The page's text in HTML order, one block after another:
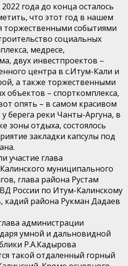
года до конца осталось
что этот год в нашем
торжественными событиями
социальных
медресе,
двух инвестпроектов –
центра в с.Итум-Кали и
а также торжественными
объектов – спорткомплекса,
опять – в самом красивом
берега реки Чанты-Аргуна, в
зоны отдыха, состоялось
закладки капсулы под
участие глава
муниципального
глава района Рустам
России по Итум-Калинскому
кадий района Рукман Дадаев
администрации
умной и дальновидной
Р.А.Кадырова
такой отдаленный горный